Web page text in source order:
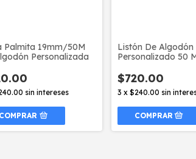
Palmita 19mm/50M
Personalizada
sin intereses
COMPRAR
Listón De Algodón
Personalizado 50
$720.00
3 x $240.00 sin